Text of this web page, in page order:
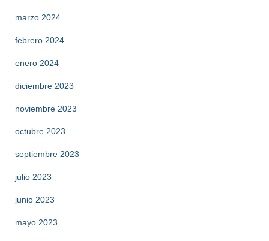
marzo 2024
febrero 2024
enero 2024
diciembre 2023
noviembre 2023
octubre 2023
septiembre 2023
julio 2023
junio 2023
mayo 2023